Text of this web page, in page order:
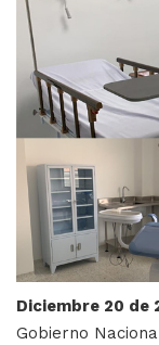
Diciembre 20 de
Gobierno